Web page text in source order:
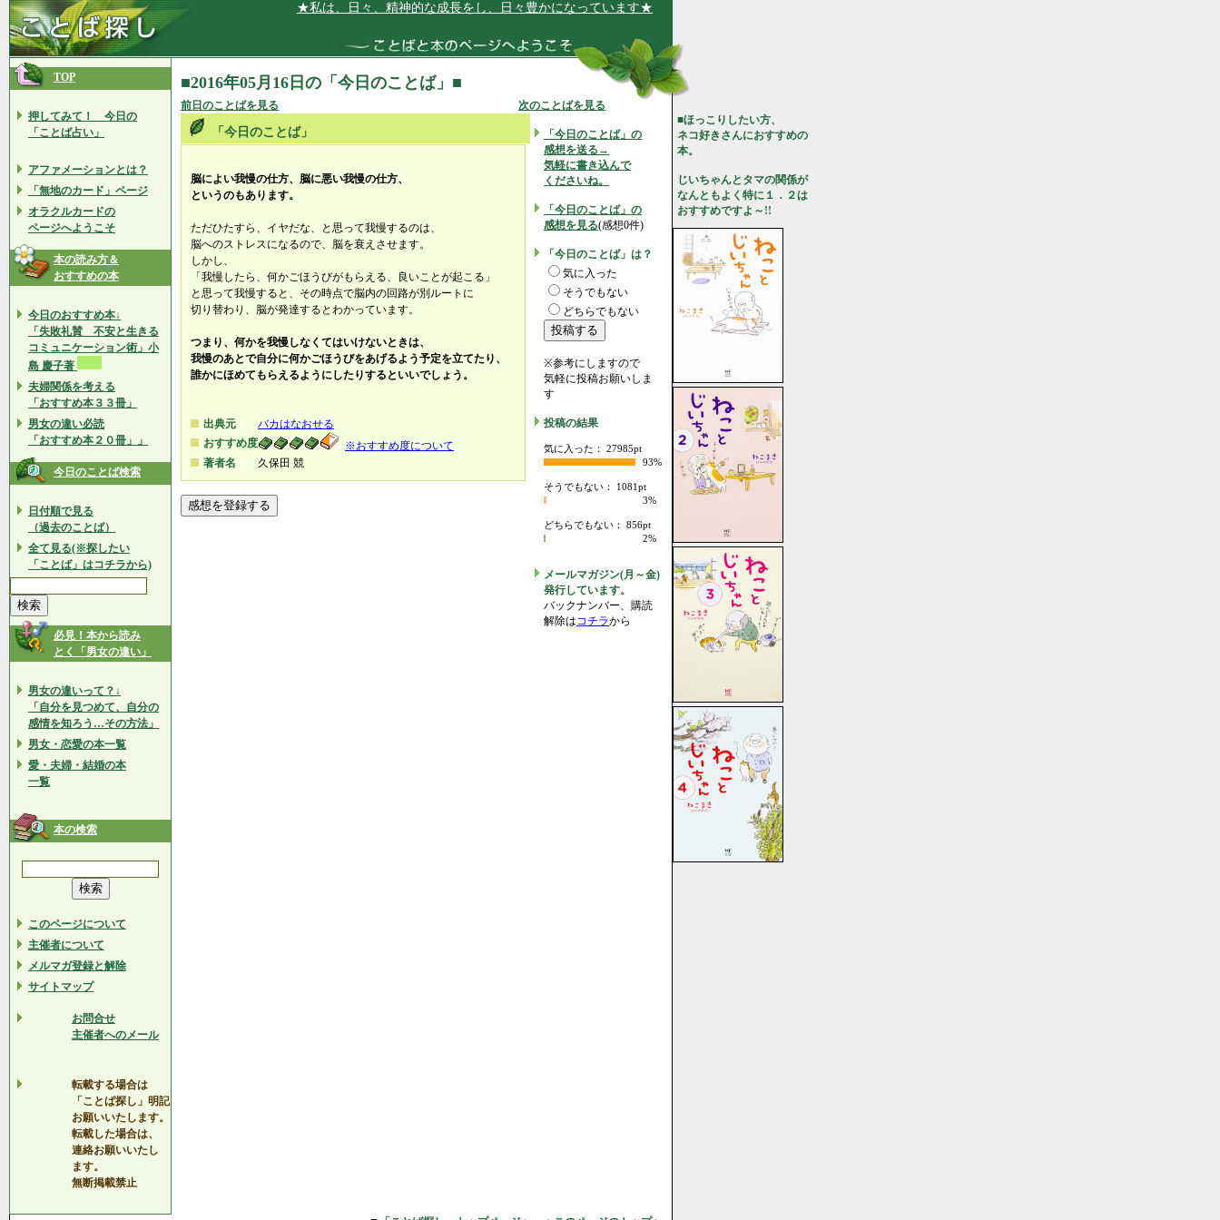
★私は、日々、精神的な成長をし、日々豊かになっています★
TOP
押してみて！ 今日の
「ことば占い」
アファメーションとは？
「無地のカード」ページ
オラクルカードの
ページへようこそ
本の読み方＆
おすすめの本
今日のおすすめ本↓
「失敗礼賛 不安と生きる
コミュニケーション術」小
島 慶子著
夫婦関係を考える
「おすすめ本３３冊」
男女の違い必読
「おすすめ本２０冊」」
今日のことば検索
日付順で見る
（過去のことば）
全て見る(※探したい
「ことば」はコチラから)
必見！本から読み
とく「男女の違い」
男女の違いって？↓
「自分を見つめて、自分の
感情を知ろう…その方法」
男女・恋愛の本一覧
愛・夫婦・結婚の本
一覧
本の検索
このページについて
主催者について
メルマガ登録と解除
サイトマップ
お問合せ
主催者へのメール
転載する場合は
「ことば探し」明記
お願いいたします。
転載した場合は、
連絡お願いいたし
ます。
無断掲載禁止
■2016年05月16日の「今日のことば」■
前日のことばを見る 次のことばを見る
「今日のことば」
脳によい我慢の仕方、脳に悪い我慢の仕方、
というのもあります。
ただひたすら、イヤだな、と思って我慢するのは、
脳へのストレスになるので、脳を衰えさせます。
しかし、
「我慢したら、何かごほうびがもらえる、良いことが起こる」
と思って我慢すると、その時点で脳内の回路が別ルートに
切り替わり、脳が発達するとわかっています。
つまり、何かを我慢しなくてはいけないときは、
我慢のあとで自分に何かごほうびをあげるよう予定を立てたり、
誰かにほめてもらえるようにしたりするといいでしょう。
出典元
バカはなおせる
おすすめ度
※おすすめ度について
著者名
久保田 競
「今日のことば」の
感想を送る→
気軽に書き込んで
くださいね。
「今日のことば」の
感想を見る(感想0件)
「今日のことば」は？
気に入った
そうでもない
どちらでもない
※参考にしますので
気軽に投稿お願いしま
す
投稿の結果
気に入った： 27985pt
93%
そうでもない： 1081pt
3%
どちらでもない： 856pt
2%
メールマガジン(月～金)
発行しています。
バックナンバー、購読
解除はコチラから
■ほっこりしたい方、
ネコ好きさんにおすすめの
本。
じいちゃんとタマの関係が
なんともよく特に１．２は
おすすめですよ～!!